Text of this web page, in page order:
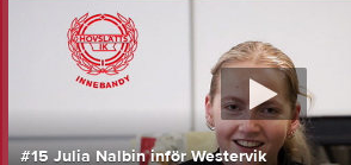
#15 Julia Nalbin inför Westervik